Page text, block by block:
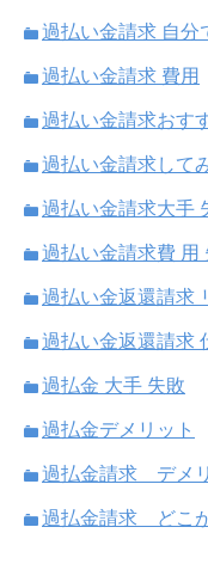
過払い金請求 自分
過払い金請求 費用
過払い金請求おす
過払い金請求して
過払い金請求大手
過払い金請求費 用
過払い金返還請求
過払い金返還請求
過払金 大手 失敗
過払金デメリット
過払金請求 デメ
過払金請求 どこ